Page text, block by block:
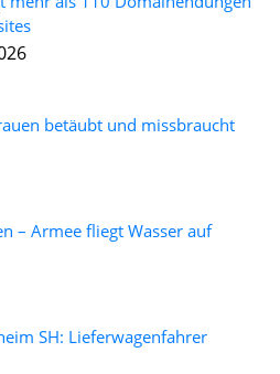
betäubt und missbraucht
– Armee fliegt Wasser auf
SH: Lieferwagenfahrer